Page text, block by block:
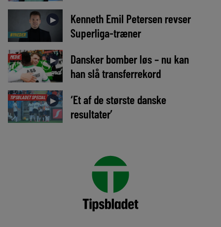
NYHEDER
►
Kenneth Emil Petersen revser
Superliga-træner
MEDIE ►
Dansker bomber løs – nu kan
han slå transferrekord
TIPSBLADET SPECIAL ►
‘Et af de største danske
resultater’